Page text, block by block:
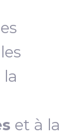
et à la